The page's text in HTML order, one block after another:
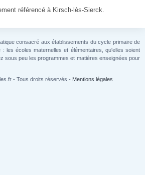
référencé à Kirsch-lès-Sierck.
consacré aux établissements du cycle primaire de
: les écoles maternelles et élémentaires, qu'elles soient
sous peu les programmes et matières enseignées pour
- Tous droits réservés - Mentions légales